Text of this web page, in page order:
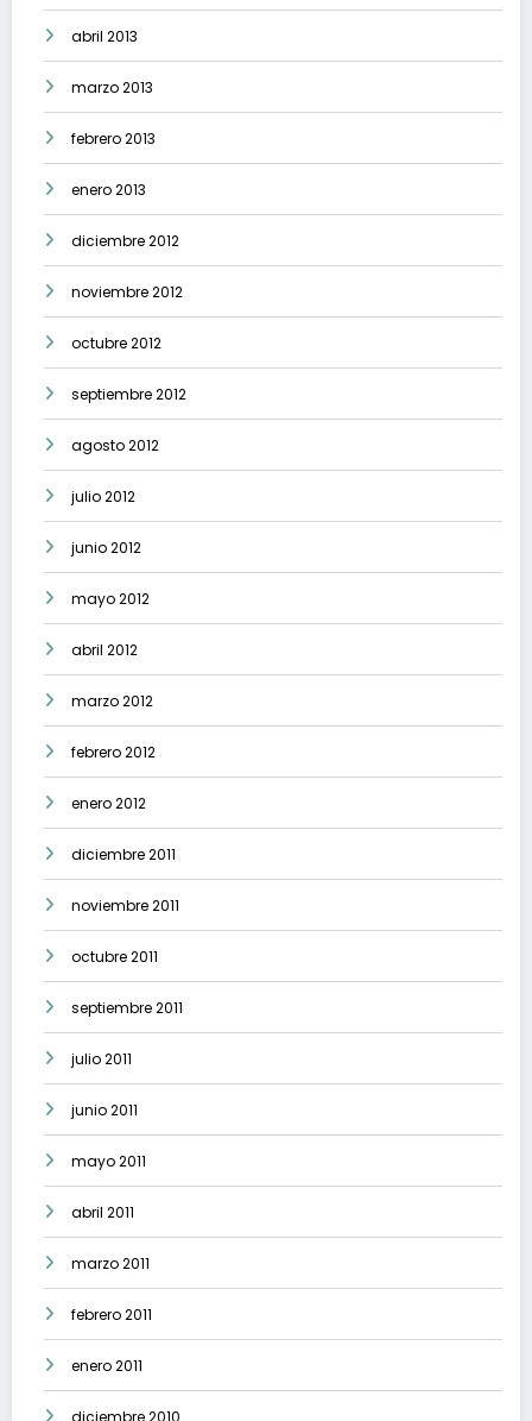
abril 2013
marzo 2013
febrero 2013
enero 2013
diciembre 2012
noviembre 2012
octubre 2012
septiembre 2012
agosto 2012
julio 2012
junio 2012
mayo 2012
abril 2012
marzo 2012
febrero 2012
enero 2012
diciembre 2011
noviembre 2011
octubre 2011
septiembre 2011
julio 2011
junio 2011
mayo 2011
abril 2011
marzo 2011
febrero 2011
enero 2011